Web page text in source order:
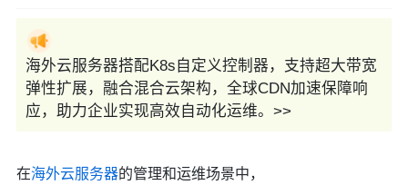
海外云服务器搭配K8s自定义控制器，支持超大带宽
弹性扩展，融合混合云架构，全球CDN加速保障响
应，助力企业实现高效自动化运维。>>
在海外云服务器的管理和运维场景中，